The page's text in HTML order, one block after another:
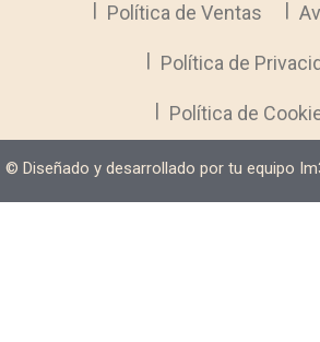
Política de Ventas
Política de
Política de
©️ Diseñado y desarrollado por tu equipo